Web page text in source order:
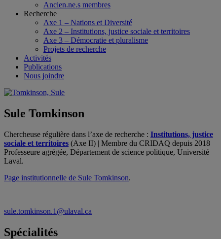
Ancien.ne.s membres
Recherche
Axe 1 – Nations et Diversité
Axe 2 – Institutions, justice sociale et territoires
Axe 3 – Démocratie et pluralisme
Projets de recherche
Activités
Publications
Nous joindre
Sule Tomkinson
Chercheuse régulière dans l’axe de recherche : Institutions, justice
sociale et territoires (Axe II) | Membre du CRIDAQ depuis 2018
Professeure agrégée, Département de science politique, Université
Laval.
Page institutionnelle de Sule Tomkinson.
sule.tomkinson.1@ulaval.ca
Spécialités